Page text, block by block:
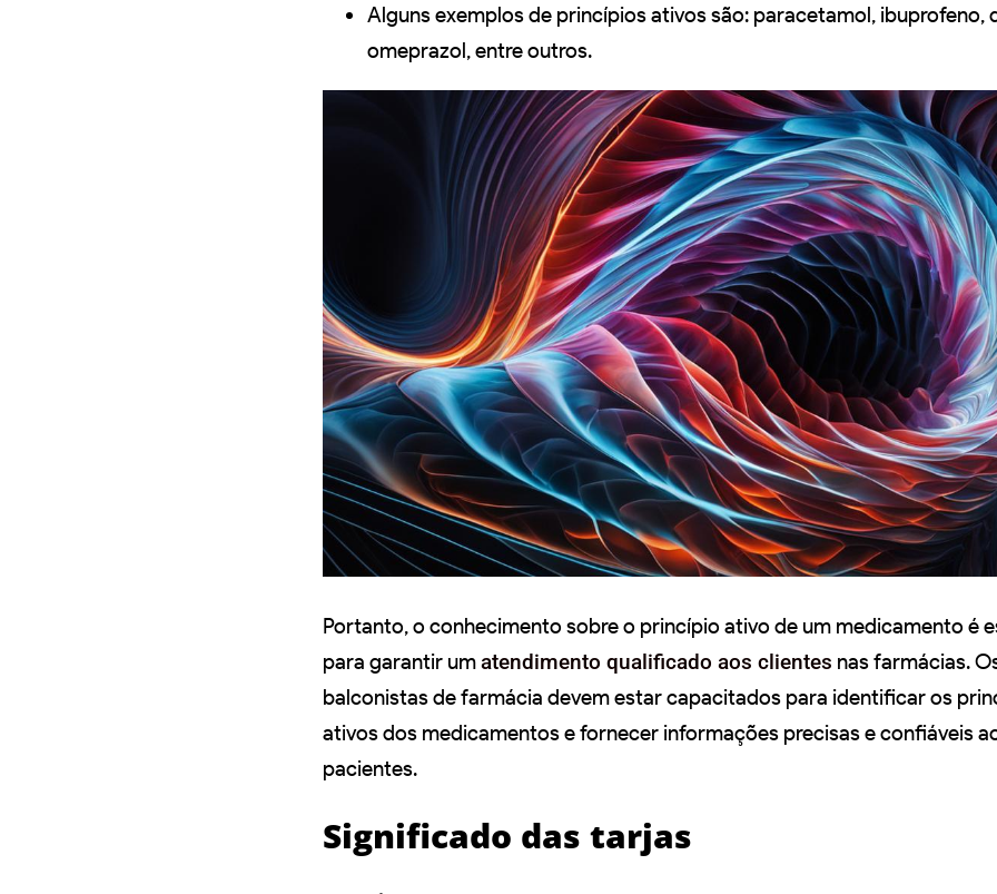
Alguns exemplos de princípios ativos são: paracetamol, ibuprofeno,
omeprazol, entre outros.
Portanto, o conhecimento sobre o princípio ativo de um medicamento é
para garantir umatendimento qualificado aos clientes nas farmácias.
balconistas de farmácia devem estar capacitados para identificar os
ativos dos medicamentos e fornecer informações precisas e confiáveis
pacientes.
Significado das tarjas